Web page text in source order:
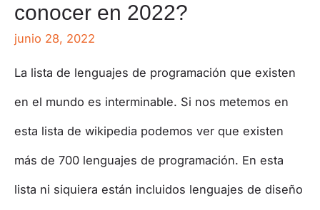
conocer en 2022?
junio 28, 2022
La lista de lenguajes de programación que existen
en el mundo es interminable. Si nos metemos en
esta lista de wikipedia podemos ver que existen
más de 700 lenguajes de programación. En esta
lista ni siquiera están incluidos lenguajes de diseño